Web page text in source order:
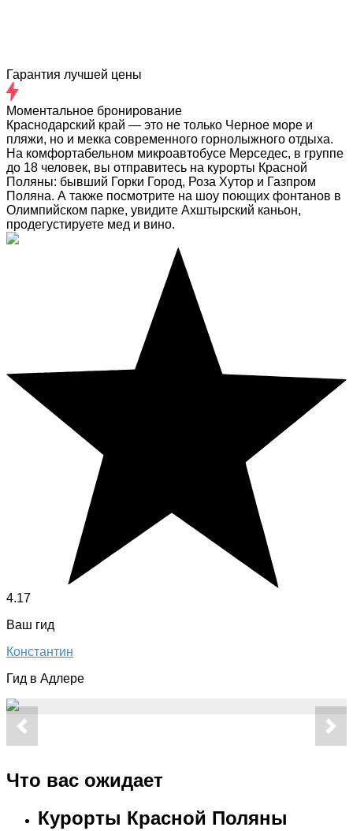
Гарантия лучшей цены
Моментальное бронирование
Краснодарский край — это не только Черное море и
пляжи, но и мекка современного горнолыжного отдыха.
На комфортабельном микроавтобусе Мерседес, в группе
до 18 человек, вы отправитесь на курорты Красной
Поляны: бывший Горки Город, Роза Хутор и Газпром
Поляна. А также посмотрите на шоу поющих фонтанов в
Олимпийском парке, увидите Ахштырский каньон,
продегустируете мед и вино.
4.17
Ваш гид
Константин
Гид в Адлере
Что вас ожидает
Курорты Красной Поляны